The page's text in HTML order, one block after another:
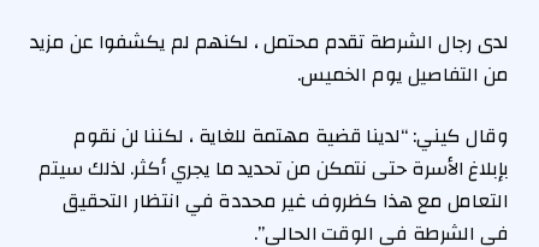
لدى رجال الشرطة تقدم محتمل ، لكنهم لم يكشفوا عن مزيد
من التفاصيل يوم الخميس.
وقال كيني: “لدينا قضية مهتمة للغاية ، لكننا لن نقوم
بإبلاغ الأسرة حتى نتمكن من تحديد ما يجري أكثر. لذلك سيتم
التعامل مع هذا كظروف غير محددة في انتظار التحقيق
في الشرطة في الوقت الحالي”.